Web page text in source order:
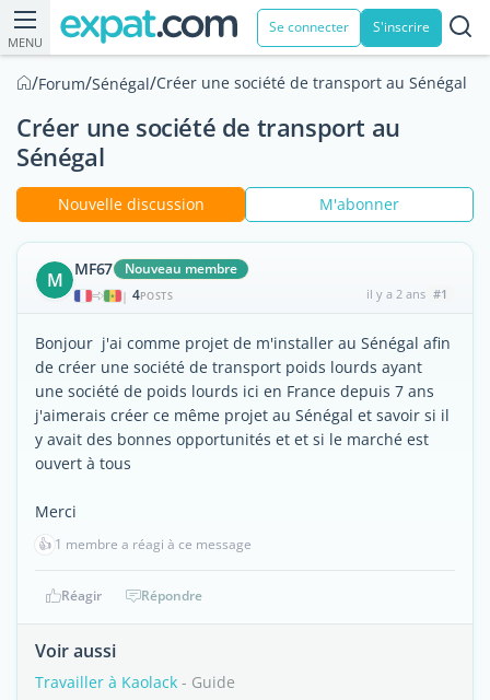
MENU
Se connecter S'inscrire
/Forum/Sénégal/Créer une société de transport au Sénégal
Créer une société de transport au
Sénégal
Nouvelle discussion M'abonner
M MF67 Nouveau membre
| 4POSTS il y a 2 ans #1
Bonjour j'ai comme projet de m'installer au Sénégal afin
de créer une société de transport poids lourds ayant
une société de poids lourds ici en France depuis 7 ans
j'aimerais créer ce même projet au Sénégal et savoir si il
y avait des bonnes opportunités et et si le marché est
ouvert à tous
Merci
👍 1 membre a réagi à ce message
Réagir Répondre
Voir aussi
Travailler à Kaolack - Guide